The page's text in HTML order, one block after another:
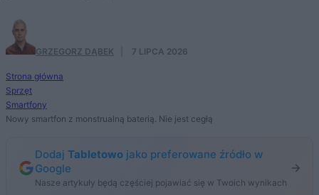
GRZEGORZ DĄBEK 7 LIPCA 2026
Strona główna
Sprzęt
Smartfony
Nowy smartfon z monstrualną baterią. Nie jest cegłą
Dodaj Tabletowo jako preferowane źródło w
Google
Nasze artykuły będą częściej pojawiać się w Twoich wynikach